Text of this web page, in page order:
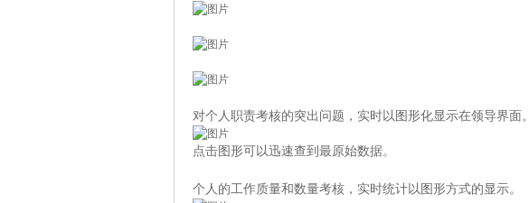
对个人职责考核的突出问题，实时以图形化显示在领导界面。
点击图形可以迅速查到最原始数据。
个人的工作质量和数量考核，实时统计以图形方式的显示。